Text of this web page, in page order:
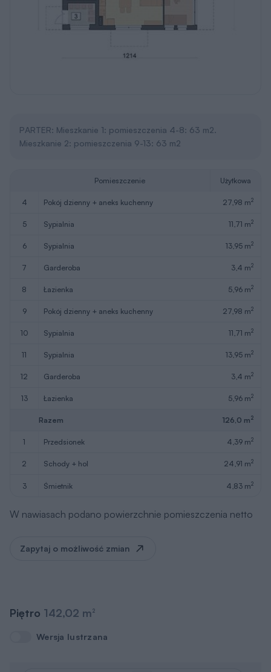
PARTER: Mieszkanie 1: pomieszczenia 4-8: 63 m2.
Mieszkanie 2: pomieszczenia 9-13: 63 m2
Pomieszczenie Użytkowa
4 pokój dzienny + aneks kuchenny 27,98 m2
5 sypialnia 11,71 m2
6 sypialnia 13,95 m2
7 garderoba 3,4 m2
8 łazienka 5,96 m2
9 pokój dzienny + aneks kuchenny 27,98 m2
10 sypialnia 11,71 m2
11 sypialnia 13,95 m2
12 garderoba 3,4 m2
13 łazienka 5,96 m2
Razem 126,0 m2
1 przedsionek 4,39 m2
2 schody + hol 24,91 m2
3 śmietnik 4,83 m2
W nawiasach podano powierzchnie pomieszczenia netto
Zapytaj o możliwość zmian
Piętro 142,02 m2
Wersja lustrzana
Wersja lustrzana